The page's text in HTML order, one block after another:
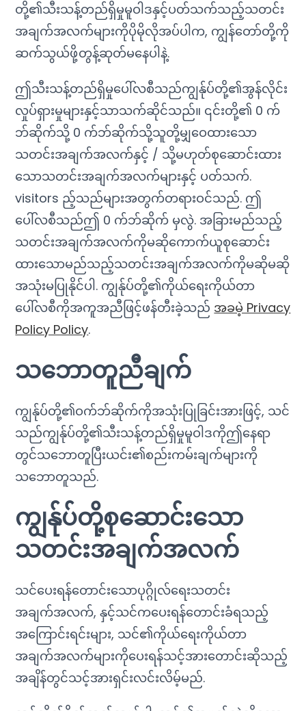
တို့၏သီးသန့်တည်ရှိမှုမူဝါဒနှင့်ပတ်သက်သည့်သတင်း
အချက်အလက်များကိုပိုမိုလိုအပ်ပါက, ကျွန်တော်တို့ကို
ဆက်သွယ်ဖို့တွန့်ဆုတ်မနေပါနဲ့.
ဤသီးသန့်တည်ရှိမှုပေါ်လစီသည်ကျွန်ုပ်တို့၏အွန်လိုင်း
လှုပ်ရှားမှုများနှင့်သာသက်ဆိုင်သည်။ ၎င်းတို့၏ 0 က်
ဘ်ဆိုက်သို့ 0 က်ဘ်ဆိုက်သို့သူတို့မျှဝေထားသော
သတင်းအချက်အလက်နှင့် / သို့မဟုတ်စုဆောင်းထား
သောသတင်းအချက်အလက်များနှင့် ပတ်သက်.
visitors ည့်သည်များအတွက်တရားဝင်သည်. ဤ
ပေါ်လစီသည်ဤ 0 က်ဘ်ဆိုက် မှလွဲ. အခြားမည်သည့်
သတင်းအချက်အလက်ကိုမဆိုကောက်ယူစုဆောင်း
ထားသောမည်သည့်သတင်းအချက်အလက်ကိုမဆိုမဆို
အသုံးမပြုနိုင်ပါ. ကျွန်ုပ်တို့၏ကိုယ်ရေးကိုယ်တာ
ပေါ်လစီကိုအကူအညီဖြင့်ဖန်တီးခဲ့သည် အခမဲ့ Privacy
Policy Policy.
သဘောတူညီချက်
ကျွန်ုပ်တို့၏ဝက်ဘ်ဆိုက်ကိုအသုံးပြုခြင်းအားဖြင့်, သင်
သည်ကျွန်ုပ်တို့၏သီးသန့်တည်ရှိမှုမူဝါဒကိုဤနေရာ
တွင်သဘောတူပြီးယင်း၏စည်းကမ်းချက်များကို
သဘောတူသည်.
ကျွန်ုပ်တို့စုဆောင်းသော
သတင်းအချက်အလက်
သင်ပေးရန်တောင်းသောပုဂ္ဂိုလ်ရေးသတင်း
အချက်အလက်, နှင့်သင်ကပေးရန်တောင်းခံရသည့်
အကြောင်းရင်းများ, သင်၏ကိုယ်ရေးကိုယ်တာ
အချက်အလက်များကိုပေးရန်သင့်အားတောင်းဆိုသည့်
အချိန်တွင်သင့်အားရှင်းလင်းလိမ့်မည်.